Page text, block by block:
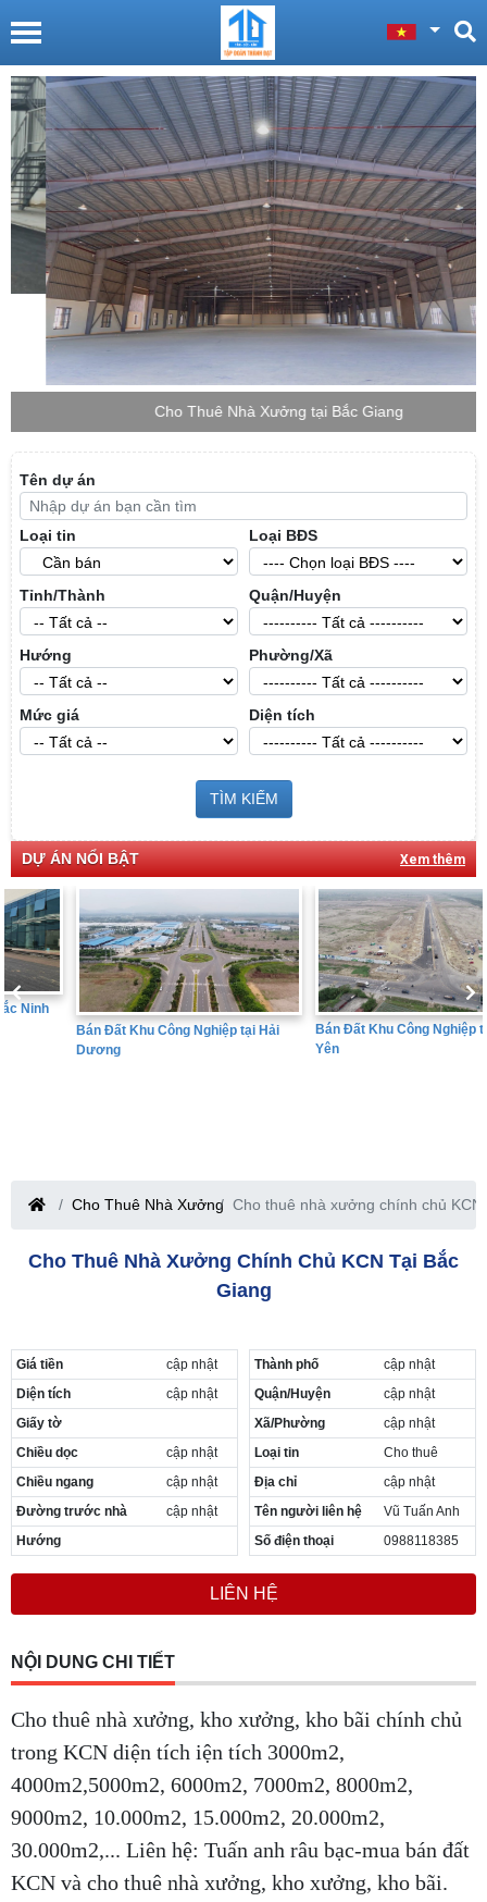
Cho Thuê Nhà Xưởng tại Bắc Giang
Tên dự án
Loại tin Loại BĐS
Tỉnh/Thành Quận/Huyện
Hướng Phường/Xã
Mức giá Diện tích
TÌM KIẾM
DỰ ÁN NỔI BẬT Xem thêm
Bán Đất Khu Công Nghiệp tại Hải
Bán Đất Khu Công Nghiệp tại Hưng
Cho Thuê Nhà Xưởng Cho thuê nhà xưởng chính chủ KCN
Cho Thuê Nhà Xưởng Chính Chủ KCN Tại Bắc
Giang
Giá tiền
cập nhật
Diện tích
cập nhật
Giấy tờ
Chiều dọc
cập nhật
Chiều ngang
cập nhật
Đường trước nhà
cập nhật
Hướng
Thành phố
cập nhật
Quận/Huyện
cập nhật
Xã/Phường
cập nhật
Loại tin
Cho thuê
Địa chỉ
cập nhật
Tên người liên hệ
Vũ Tuấn Anh
Số điện thoại
0988118385
LIÊN HỆ
NỘI DUNG CHI TIẾT
Cho thuê nhà xưởng, kho xưởng, kho bãi chính chủ
trong KCN diện tích iện tích 3000m2,
4000m2,5000m2, 6000m2, 7000m2, 8000m2,
9000m2, 10.000m2, 15.000m2, 20.000m2,
30.000m2,... Liên hệ: Tuấn anh râu bạc-mua bán đất
KCN và cho thuê nhà xưởng, kho xưởng, kho bãi.